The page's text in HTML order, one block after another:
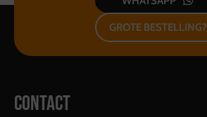
GROTE BESTELLING?
CONTACT